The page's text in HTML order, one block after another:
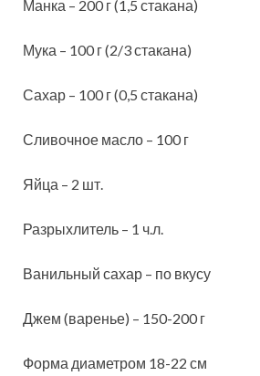
Манка – 200 г (1,5 стакана)
Мука – 100 г (2/3 стакана)
Сахар – 100 г (0,5 стакана)
Сливочное масло – 100 г
Яйца – 2 шт.
Разрыхлитель – 1 ч.л.
Ванильный сахар – по вкусу
Джем (варенье) – 150-200 г
Форма диаметром 18-22 см